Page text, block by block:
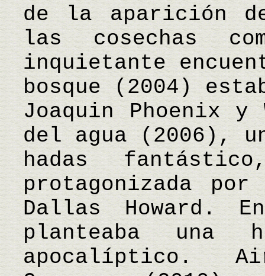
de la aparición
las cosechas
inquietante
bosque (2004)
Joaquin Phoenix
del agua (2006),
hadas
protagonizada
Dallas Howard.
planteaba una
apocalíptico.